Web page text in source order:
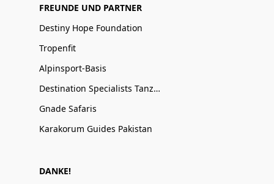
FREUNDE UND PARTNER
Destiny Hope Foundation
Tropenfit
Alpinsport-Basis
Destination Specialists Tanzania
Gnade Safaris
Karakorum Guides Pakistan
DANKE!